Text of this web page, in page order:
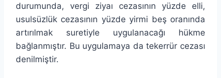
durumunda, vergi ziyaı cezasının yüzde elli,
usulsüzlük cezasının yüzde yirmi beş oranında
artırılmak suretiyle uygulanacağı hükme
bağlanmıştır. Bu uygulamaya da tekerrür cezası
denilmiştir.